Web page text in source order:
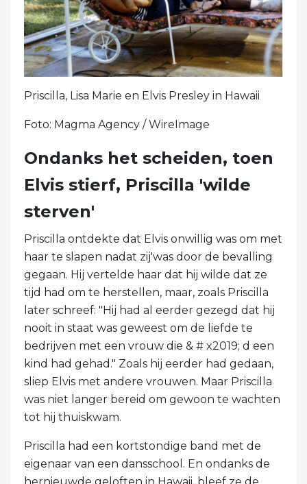
Priscilla, Lisa Marie en Elvis Presley in Hawaii
Foto: Magma Agency / WireImage
Ondanks het scheiden, toen
Elvis stierf, Priscilla 'wilde
sterven'
Priscilla ontdekte dat Elvis onwillig was om met
haar te slapen nadat zij'was door de bevalling
gegaan. Hij vertelde haar dat hij wilde dat ze
tijd had om te herstellen, maar, zoals Priscilla
later schreef: "Hij had al eerder gezegd dat hij
nooit in staat was geweest om de liefde te
bedrijven met een vrouw die & # x2019; d een
kind had gehad." Zoals hij eerder had gedaan,
sliep Elvis met andere vrouwen. Maar Priscilla
was niet langer bereid om gewoon te wachten
tot hij thuiskwam.
Priscilla had een kortstondige band met de
eigenaar van een dansschool. En ondanks de